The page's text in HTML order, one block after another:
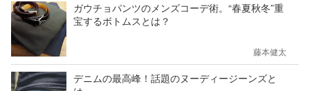
ガウチョパンツのメンズコーデ術。“春夏秋冬”重
宝するボトムスとは？
藤本健太
デニムの最高峰！話題のヌーディージーンズと